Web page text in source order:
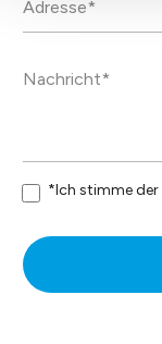
*Ich stimme der